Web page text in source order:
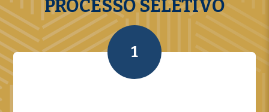
PROCESSO SELETIVO
1